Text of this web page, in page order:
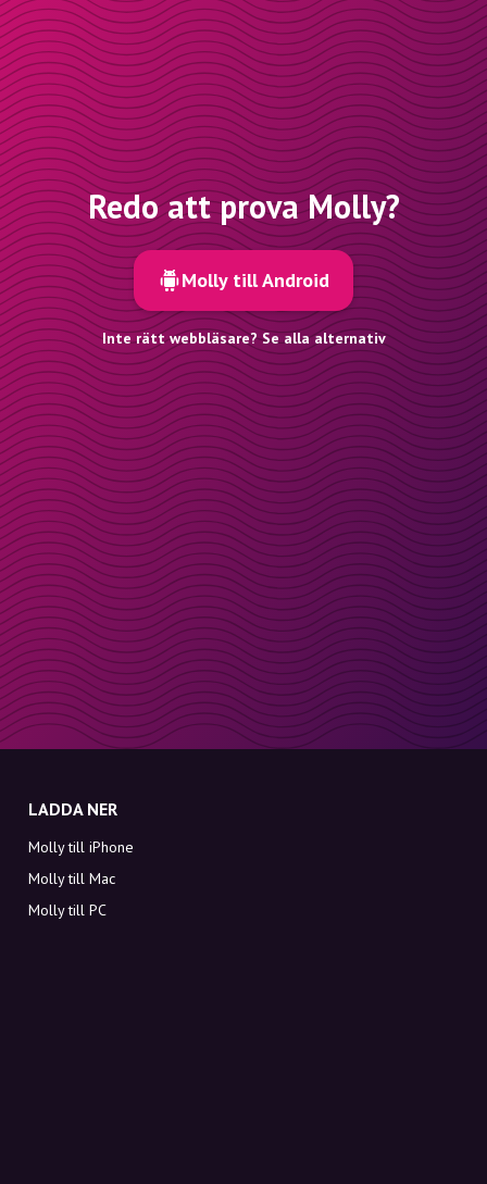
Redo att prova Molly?
Molly till Android
Inte rätt webbläsare? Se alla alternativ
LADDA NER
Molly till iPhone
Molly till Mac
Molly till PC